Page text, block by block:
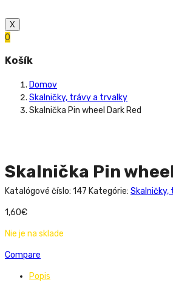
X
0
Košík
Domov
Skalničky, trávy a trvalky
Skalnička Pin wheel Dark Red
Skalnička Pin
Katalógové číslo: 147 Kategórie:
1,60€
Nie je na sklade
Compare
Popis